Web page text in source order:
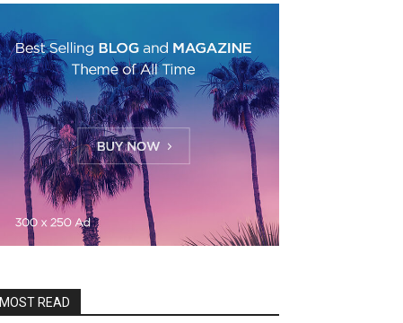
MOST READ